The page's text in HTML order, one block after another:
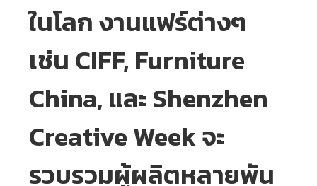
ในโลก งานแฟร์ต่างๆ
เช่น CIFF, Furniture
China, และ Shenzhen
Creative Week จะ
รวบรวมผู้ผลิตหลายพัน